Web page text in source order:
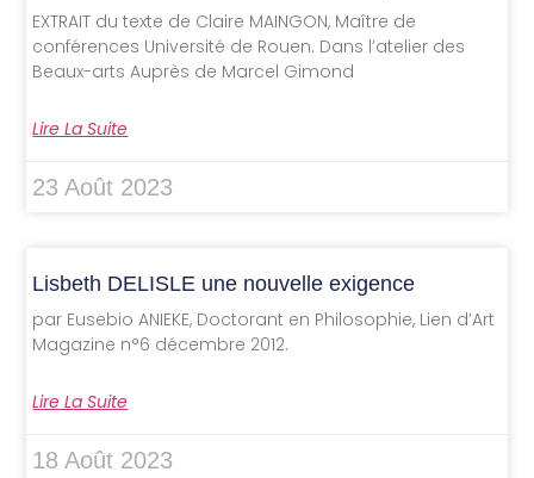
EXTRAIT du texte de Claire MAINGON, Maître de
conférences Université de Rouen. Dans l’atelier des
Beaux-arts Auprès de Marcel Gimond
Lire La Suite
23 Août 2023
Lisbeth DELISLE une nouvelle exigence
par Eusebio ANIEKE, Doctorant en Philosophie, Lien d’Art
Magazine n°6 décembre 2012.
Lire La Suite
18 Août 2023